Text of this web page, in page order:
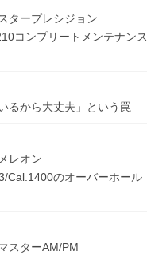
タープレシジョン
コンプリートメンテナンス
るから大丈夫」という罠
レオン
Cal.1400のオーバーホール
スターAM/PM